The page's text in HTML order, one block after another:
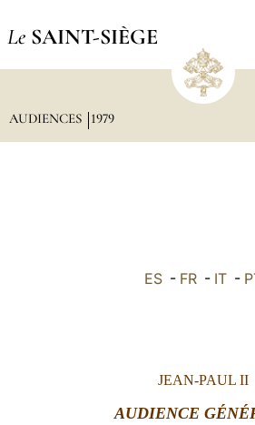
Le SAINT-SIÈGE
AUDIENCES 1979
ES - FR - IT -
JEAN-PAUL II
AUDIENCE